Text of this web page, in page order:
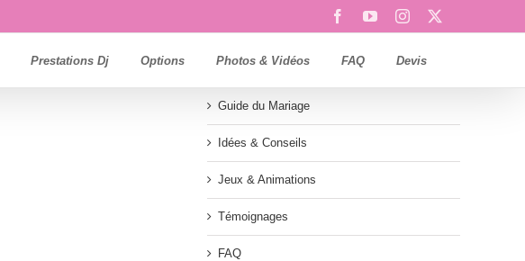
FacebookYouTubeInstagram
Prestations Dj Options Photos & Vidéos FAQ Devis
Guide du Mariage
Idées & Conseils
Jeux & Animations
Témoignages
FAQ